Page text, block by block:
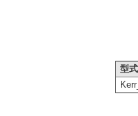
型式